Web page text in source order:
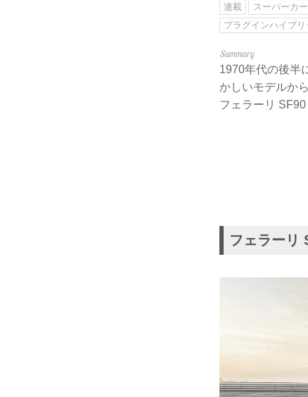
連載 スーパーカー
プラグインハイブリ
1970年代の後半
かしいモデルか
フェラーリ SF90
フェラーリ